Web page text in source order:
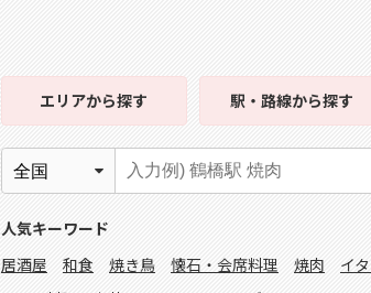
エリアから探す 駅・路線から探す
人気キーワード
居酒屋
和食 焼き鳥 懐石・会席料理 焼肉 イ